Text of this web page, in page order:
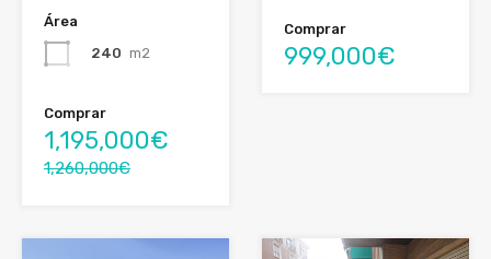
Área
240 m2
Comprar
1,195,000€
1,260,000€
Comprar
999,000€